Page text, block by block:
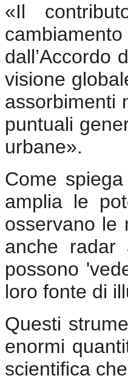
«Il
dall’Accordo
visione
assorbimenti
puntuali
urbane».
Come
amplia le
osservano le
anche radar
possono
loro fonte di
Questi
enormi
scientifica